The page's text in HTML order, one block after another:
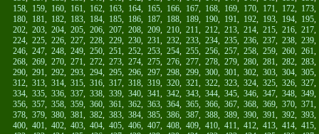
158, 159, 160, 161, 162, 163, 164, 165, 166, 167, 168, 169, 170, 171, 172, 173
180, 181, 182, 183, 184, 185, 186, 187, 188, 189, 190, 191, 192, 193, 194, 195
202, 203, 204, 205, 206, 207, 208, 209, 210, 211, 212, 213, 214, 215, 216, 217
224, 225, 226, 227, 228, 229, 230, 231, 232, 233, 234, 235, 236, 237, 238, 239
246, 247, 248, 249, 250, 251, 252, 253, 254, 255, 256, 257, 258, 259, 260, 261
268, 269, 270, 271, 272, 273, 274, 275, 276, 277, 278, 279, 280, 281, 282, 283
290, 291, 292, 293, 294, 295, 296, 297, 298, 299, 300, 301, 302, 303, 304, 305
312, 313, 314, 315, 316, 317, 318, 319, 320, 321, 322, 323, 324, 325, 326, 327
334, 335, 336, 337, 338, 339, 340, 341, 342, 343, 344, 345, 346, 347, 348, 349
356, 357, 358, 359, 360, 361, 362, 363, 364, 365, 366, 367, 368, 369, 370, 371
378, 379, 380, 381, 382, 383, 384, 385, 386, 387, 388, 389, 390, 391, 392, 393
400, 401, 402, 403, 404, 405, 406, 407, 408, 409, 410, 411, 412, 413, 414, 415